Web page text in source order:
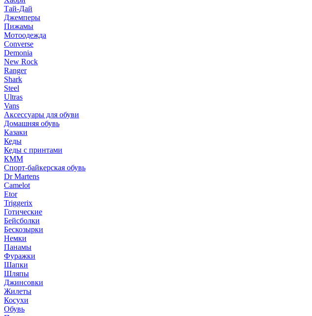
Тай-Дай
Джемперы
Пижамы
Мотоодежда
Converse
Demonia
New Rock
Ranger
Shark
Steel
Ultras
Vans
Аксессуары для обуви
Домашняя обувь
Казаки
Кеды
Кеды с принтами
КММ
Спорт-байкерская обувь
Dr Martens
Camelot
Etor
Triggerix
Готические
Бейсболки
Бескозырки
Немки
Панамы
Фуражки
Шапки
Шляпы
Джинсовки
Жилеты
Косухи
Обувь